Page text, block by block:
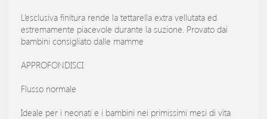
L’esclusiva finitura rende la tettarella extra vellutata ed
estremamente piacevole durante la suzione. Provato dai
bambini consigliato dalle mamme
APPROFONDISCI
Flusso normale
Ideale per i neonati e i bambini nei primissimi mesi di vita